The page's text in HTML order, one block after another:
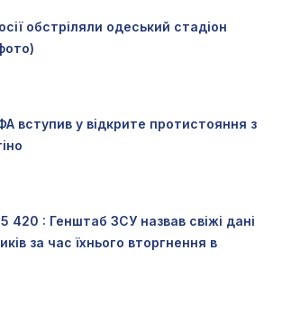
обстріляли одеський стадіон
вступив у відкрите протистояння з
420 : Генштаб ЗСУ назвав свіжі дані
за час їхнього вторгнення в